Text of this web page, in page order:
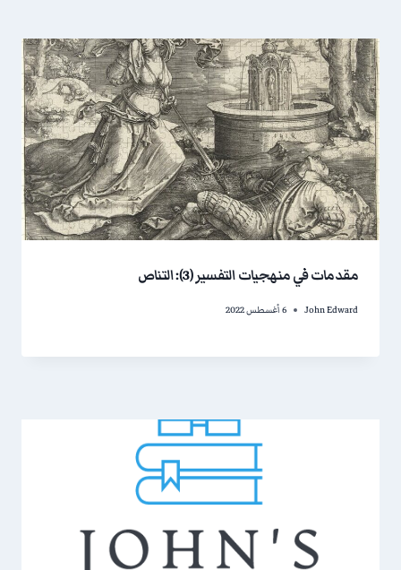
مقدمات في منهجيات التفسير (3): التناص
John Edward 6 أغسطس 2022